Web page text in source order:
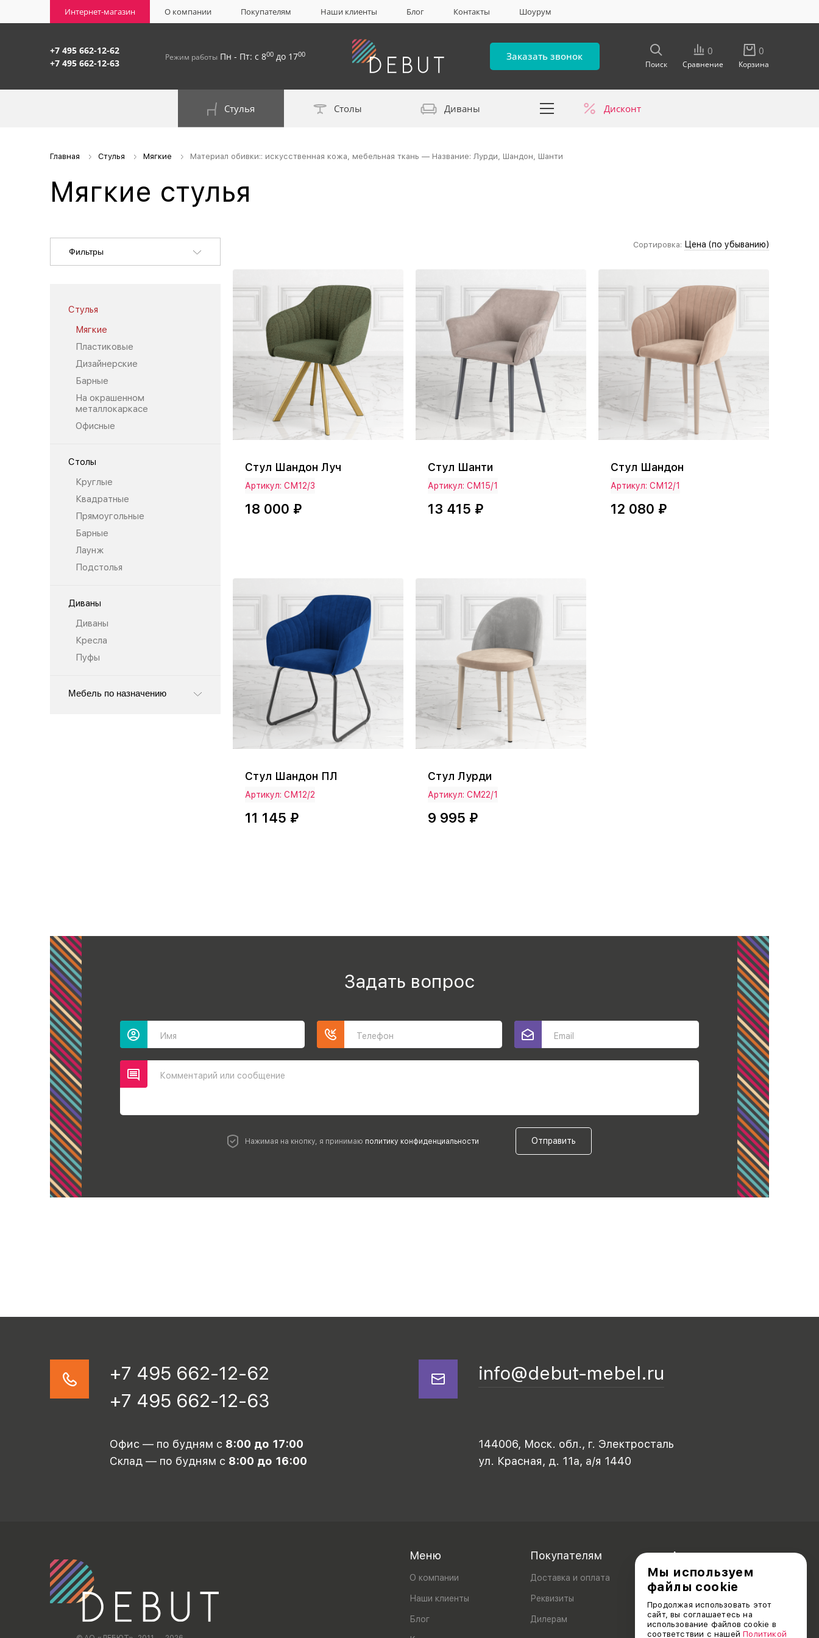
Интернет-магазин О компании Покупателям Наши клиенты Блог Контакты Шоурум
+7 495 662-12-62
+7 495 662-12-63
Режим работы Пн - Пт: с 800 до 1700 Заказать звонок
Поиск
0
Сравнение
0
Корзина
Стулья Столы Диваны Дисконт
Главная Стулья Мягкие Материал обивки:: искусственная кожа, мебельная ткань — Название: Лурди, Шандон, Шанти
Мягкие стулья
Фильтры
Стулья
Мягкие
Пластиковые
Дизайнерские
Барные
На окрашенном
металлокаркасе
Офисные
Столы
Круглые
Квадратные
Прямоугольные
Барные
Лаунж
Подстолья
Диваны
Диваны
Кресла
Пуфы
Мебель по назначению
Сортировка: Цена (по убыванию)
Стул Шандон Луч
Артикул: СМ12/3
18 000 ₽
Стул Шанти
Артикул: СМ15/1
13 415 ₽
Стул Шандон
Артикул: СМ12/1
12 080 ₽
Стул Шандон ПЛ
Артикул: СМ12/2
11 145 ₽
Стул Лурди
Артикул: СМ22/1
9 995 ₽
Задать вопрос
Имя Телефон Email
Комментарий или сообщение
Нажимая на кнопку, я принимаю политику конфиденциальности Отправить
+7 495 662-12-62
+7 495 662-12-63
info@debut-mebel.ru
Офис — по будням с 8:00 до 17:00
Склад — по будням с 8:00 до 16:00
144006, Моск. обл., г. Электросталь
ул. Красная, д. 11а, а/я 1440
Меню
О компании
Наши клиенты
Блог
Покупателям
Доставка и оплата
Реквизиты
Дилерам
Акционерам
Мы используем
файлы cookie
Продолжая использовать этот
сайт, вы соглашаетесь на
использование файлов cookie в
соответствии с нашейПолитикой